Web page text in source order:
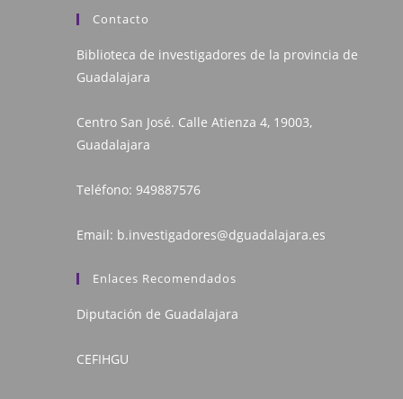
Contacto
Biblioteca de investigadores de la provincia de
Guadalajara
Centro San José. Calle Atienza 4, 19003,
Guadalajara
Teléfono: 949887576
Email: b.investigadores@dguadalajara.es
Enlaces Recomendados
Diputación de Guadalajara
CEFIHGU